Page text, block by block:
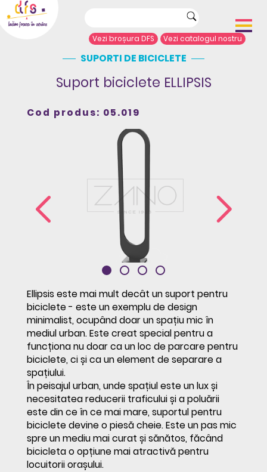
Vezi broșura DFS Vezi catalogul nostru
Despre noi
Portofoliu proiecte
Echipamente de joacă
Contact
SUPORTI DE BICICLETE
Suport biciclete ELLIPSIS
Cod produs: 05.019
Ellipsis este mai mult decât un suport pentru
biciclete - este un exemplu de design
minimalist, ocupând doar un spațiu mic în
mediul urban. Este creat special pentru a
funcționa nu doar ca un loc de parcare pentru
biciclete, ci și ca un element de separare a
spațiului.
În peisajul urban, unde spațiul este un lux și
necesitatea reducerii traficului și a poluării
este din ce în ce mai mare, suportul pentru
biciclete devine o piesă cheie. Este un pas mic
spre un mediu mai curat și sănătos, făcând
bicicleta o opțiune mai atractivă pentru
locuitorii orașului.